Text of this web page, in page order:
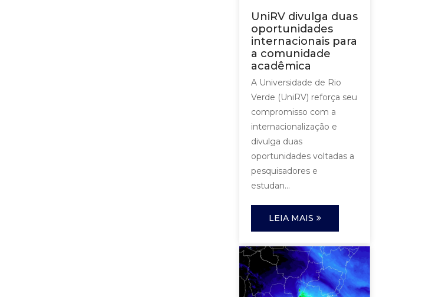
UniRV divulga duas
oportunidades
internacionais para
a comunidade
acadêmica
A Universidade de Rio
Verde (UniRV) reforça seu
compromisso com a
internacionalização e
divulga duas
oportunidades voltadas a
pesquisadores e
estudan...
LEIA MAIS